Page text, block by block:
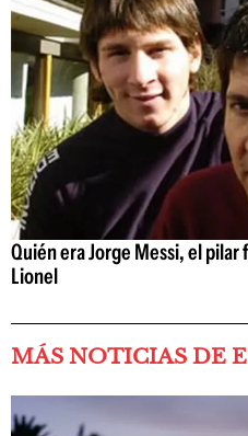
Quién era Jorge Messi, el
Lionel
MÁS NOTICIAS DE